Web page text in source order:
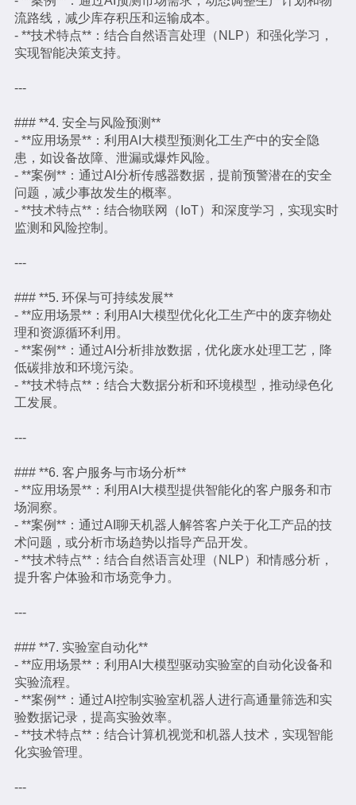
流路线，减少库存积压和运输成本。
- **技术特点**：结合自然语言处理（NLP）和强化学习，
实现智能决策支持。
---
### **4. 安全与风险预测**
- **应用场景**：利用AI大模型预测化工生产中的安全隐
患，如设备故障、泄漏或爆炸风险。
- **案例**：通过AI分析传感器数据，提前预警潜在的安全
问题，减少事故发生的概率。
- **技术特点**：结合物联网（IoT）和深度学习，实现实时
监测和风险控制。
---
### **5. 环保与可持续发展**
- **应用场景**：利用AI大模型优化化工生产中的废弃物处
理和资源循环利用。
- **案例**：通过AI分析排放数据，优化废水处理工艺，降
低碳排放和环境污染。
- **技术特点**：结合大数据分析和环境模型，推动绿色化
工发展。
---
### **6. 客户服务与市场分析**
- **应用场景**：利用AI大模型提供智能化的客户服务和市
场洞察。
- **案例**：通过AI聊天机器人解答客户关于化工产品的技
术问题，或分析市场趋势以指导产品开发。
- **技术特点**：结合自然语言处理（NLP）和情感分析，
提升客户体验和市场竞争力。
---
### **7. 实验室自动化**
- **应用场景**：利用AI大模型驱动实验室的自动化设备和
实验流程。
- **案例**：通过AI控制实验室机器人进行高通量筛选和实
验数据记录，提高实验效率。
- **技术特点**：结合计算机视觉和机器人技术，实现智能
化实验管理。
---